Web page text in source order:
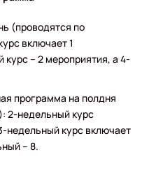
(проводятся по
включает 1
– 2 мероприятия, а 4-
программа на полдня
2-недельный курс
недельный курс включает
– 8.